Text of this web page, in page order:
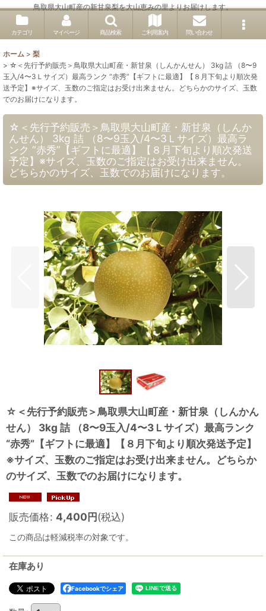
鳥取県大山町産の新甘泉梨を大山恵みの里よりお届けします。
カテゴリ マイページ 商品検索 ご利用案内 問い合わせ
ホーム > 梨
> ☆＜先行予約販売＞鳥取県大山町産・新甘泉（しんかんせん） 3kg 詰 （8〜9
玉入/4〜3Ｌサイズ）最高ランク “赤秀”【ギフトに最適】【８月下旬より順次発
送予定】※サイズ、玉数のご指定はお受け出来ません。どちらかのサイズ、玉数
でのお届けになります。
☆＜先行予約販売＞鳥取県大山町産・新甘泉（しんか
んせん） 3kg 詰 （8〜9玉入/4〜3Ｌサイズ）最高ラ
ンク “赤秀”【ギフトに最適】【８月下旬より順次発送
予定】※サイズ、玉数のご指定はお受け出来ません。
どちらかのサイズ、玉数でのお届けになります。
☆＜先行予約販売＞鳥取県大山町産・新甘泉（しんかん
せん） 3kg 詰 （8〜9玉入/4〜3Ｌサイズ）最高ランク
“赤秀”【ギフトに最適】【８月下旬より順次発送予定】
※サイズ、玉数のご指定はお受け出来ません。どちらか
のサイズ、玉数でのお届けになります。
販売価格: 4,400円(税込)
この商品は軽減税率の対象です。
在庫あり
Facebookでシェア